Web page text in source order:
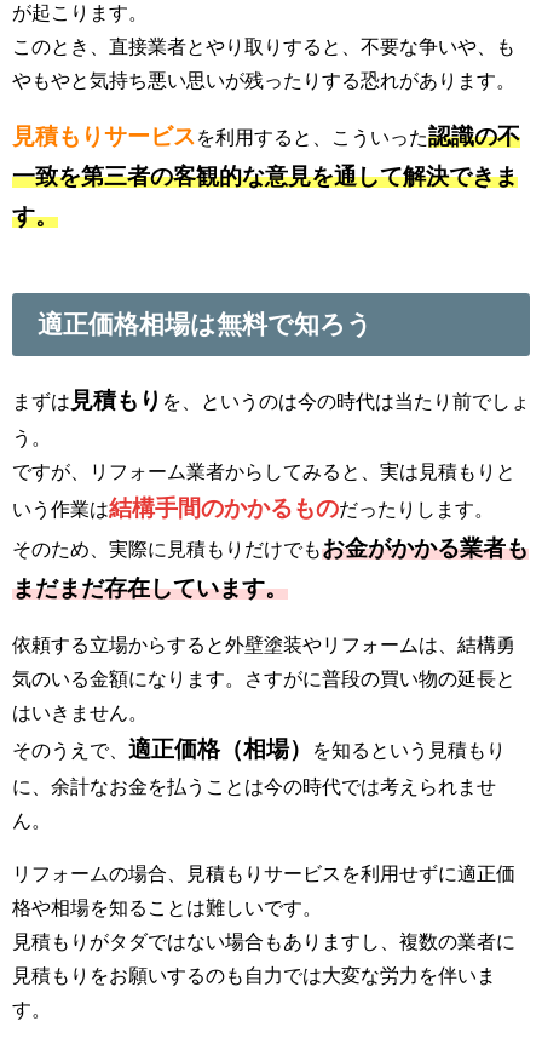
が起こります。
このとき、直接業者とやり取りすると、不要な争いや、も
やもやと気持ち悪い思いが残ったりする恐れがあります。
見積もりサービス を利用すると、こういった認識の不
一致を第三者の客観的な意見を通して解決できま
す。
適正価格相場は無料で知ろう
まずは 見積もり を、というのは今の時代は当たり前でしょ
う。
ですが、リフォーム業者からしてみると、実は見積もりと
いう作業は結構手間のかかるものだったりします。
そのため、実際に見積もりだけでもお金がかかる業者も
まだまだ存在しています。
依頼する立場からすると外壁塗装やリフォームは、結構勇
気のいる金額になります。さすがに普段の買い物の延長と
はいきません。
そのうえで、 適正価格（相場）
を知るという見積もり
に、余計なお金を払うことは今の時代では考えられませ
ん。
リフォームの場合、見積もりサービスを利用せずに適正価
格や相場を知ることは難しいです。
見積もりがタダではない場合もありますし、複数の業者に
見積もりをお願いするのも自力では大変な労力を伴いま
す。